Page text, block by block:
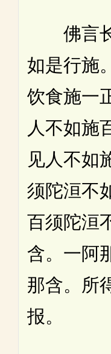
佛言长
如是行施
饮食施一
人不如施
见人不如
须陀洹不
百须陀洹
含。一阿
那含。所
报。